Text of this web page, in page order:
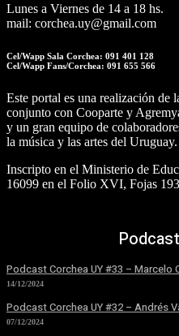
Lunes a Viernes de 14 a 18 hs.
mail: corchea.uy@gmail.com
Cel/Wapp Sala Corchea: 091 401 128
Cel/Wapp Fans/Corchea: 091 655 566
Este portal es una realización de
conjunto con Cooparte y
y un gran equipo de
la música y las artes del Uruguay.
Inscripto en el Ministerio de
16099 en el Folio XVI, Fojas
Podcast Corchea UY #33 – Marcelo
14/12/2024
Podcast Corchea UY #32 – Andrés
07/12/2024